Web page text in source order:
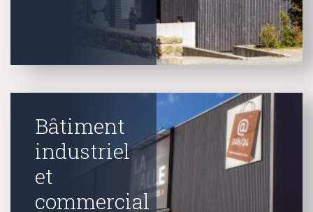
Bâtiment
industriel
et
commercial